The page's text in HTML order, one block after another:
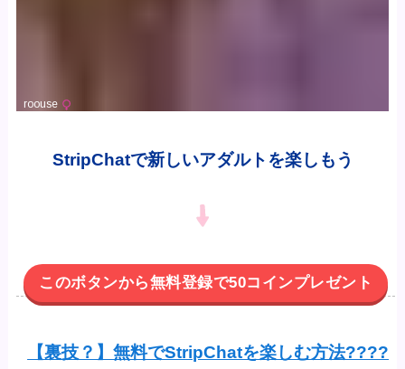
StripChatで新しいアダルトを楽しもう
このボタンから無料登録で50コインプレゼント
【裏技？】無料でStripChatを楽しむ方法????